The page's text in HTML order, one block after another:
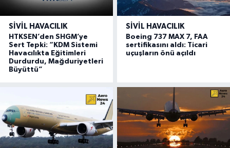
SIVIL HAVACILIK
HTKSEN’den SHGM’ye
Sert Tepki: “KDM Sistemi
Havacılıkta Eğitimleri
Durdurdu, Mağduriyetleri
Büyüttü”
SIVIL HAVACILIK
Boeing 737 MAX 7, FAA
sertifikasını aldı: Ticari
uçuşların önü açıldı